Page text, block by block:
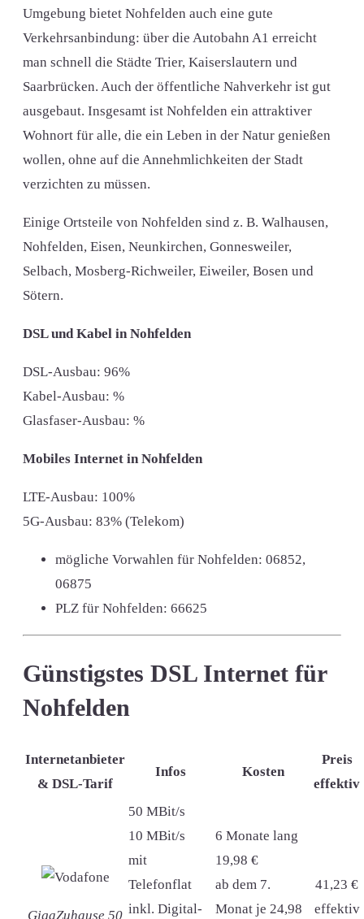
Umgebung bietet Nohfelden auch eine gute
Verkehrsanbindung: über die Autobahn A1 erreicht
man schnell die Städte Trier, Kaiserslautern und
Saarbrücken. Auch der öffentliche Nahverkehr ist gut
ausgebaut. Insgesamt ist Nohfelden ein attraktiver
Wohnort für alle, die ein Leben in der Natur genießen
wollen, ohne auf die Annehmlichkeiten der Stadt
verzichten zu müssen.
Einige Ortsteile von Nohfelden sind z. B. Walhausen,
Nohfelden, Eisen, Neunkirchen, Gonnesweiler,
Selbach, Mosberg-Richweiler, Eiweiler, Bosen und
Sötern.
DSL und Kabel in Nohfelden
DSL-Ausbau: 96%
Kabel-Ausbau: %
Glasfaser-Ausbau: %
Mobiles Internet in Nohfelden
LTE-Ausbau: 100%
5G-Ausbau: 83% (Telekom)
mögliche Vorwahlen für Nohfelden: 06852,
06875
PLZ für Nohfelden: 66625
Günstigstes DSL Internet für
Nohfelden
Internetanbieter
& DSL-Tarif
Infos Kosten
Preis
effektiv
GigaZuhause 50
50 MBit/s
10 MBit/s
mit
Telefonflat
inkl. Digital-
6 Monate lang
19,98 €
ab dem 7.
Monat je 24,98
41,23 €
effektiv